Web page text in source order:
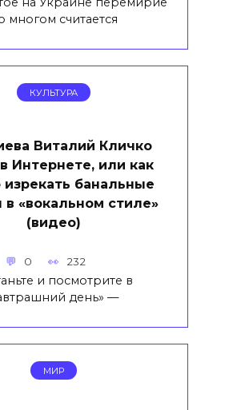
многом считается
КУЛЬТУРА
Виталий Кличко
Интернете, или как
банальные
в «вокальном стиле»
(видео)
0 232
и посмотрите в
день» —
МИР